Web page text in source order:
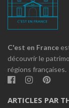
C'est en France
découvrir le
régions françaises.
ARTICLES PAR